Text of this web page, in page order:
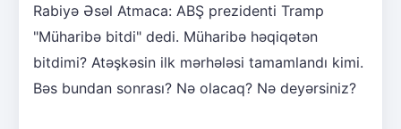
Rabiyə Əsəl Atmaca: ABŞ prezidenti Tramp
"Müharibə bitdi" dedi. Müharibə həqiqətən
bitdimi? Atəşkəsin ilk mərhələsi tamamlandı kimi.
Bəs bundan sonrası? Nə olacaq? Nə deyərsiniz?